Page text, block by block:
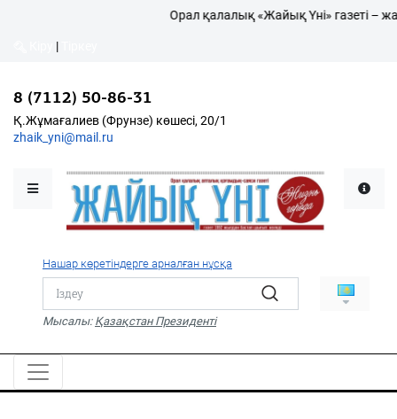
Қалалықтар қаперіне
Қоғам
Дені сау ұлт
Спорт
Жалын
PDF
Қ.Жұмағалиев (Фрунзе)
Орал қалалық «Жайық Үні» газеті –
|
8 (7112) 50-86-31
Қ.Жұмағалиев (Фрунзе) көшесі, 20/1
zhaik_yni@mail.ru
Нашар көретіндерге арналған нұсқа
Мысалы: Қазақстан Президенті